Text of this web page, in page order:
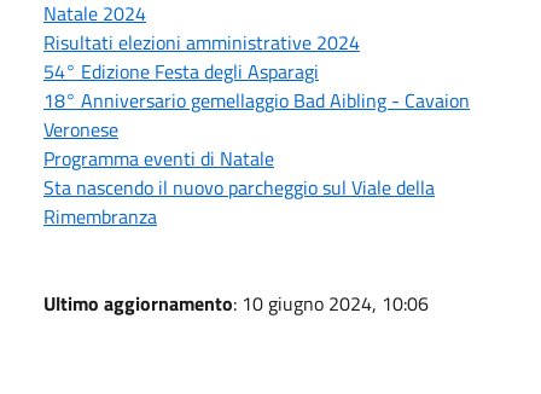
Natale 2024
Risultati elezioni amministrative 2024
54° Edizione Festa degli Asparagi
18° Anniversario gemellaggio Bad Aibling - Cavaion
Veronese
Programma eventi di Natale
Sta nascendo il nuovo parcheggio sul Viale della
Rimembranza
Ultimo aggiornamento: 10 giugno 2024, 10:06